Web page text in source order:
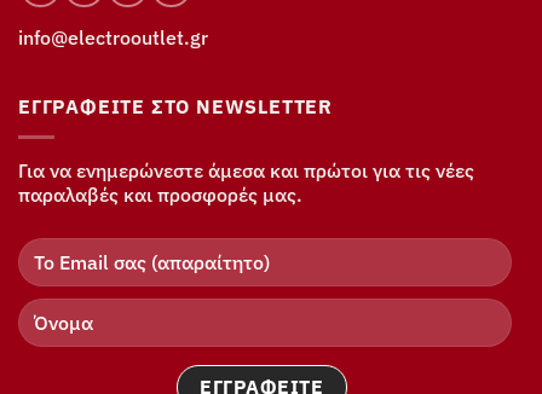
info@electrooutlet.gr
ΕΓΓΡΑΦΕΊΤΕ ΣΤΟ NEWSLETTER
Για να ενημερώνεστε άμεσα και πρώτοι για τις νέες
παραλαβές και προσφορές μας.